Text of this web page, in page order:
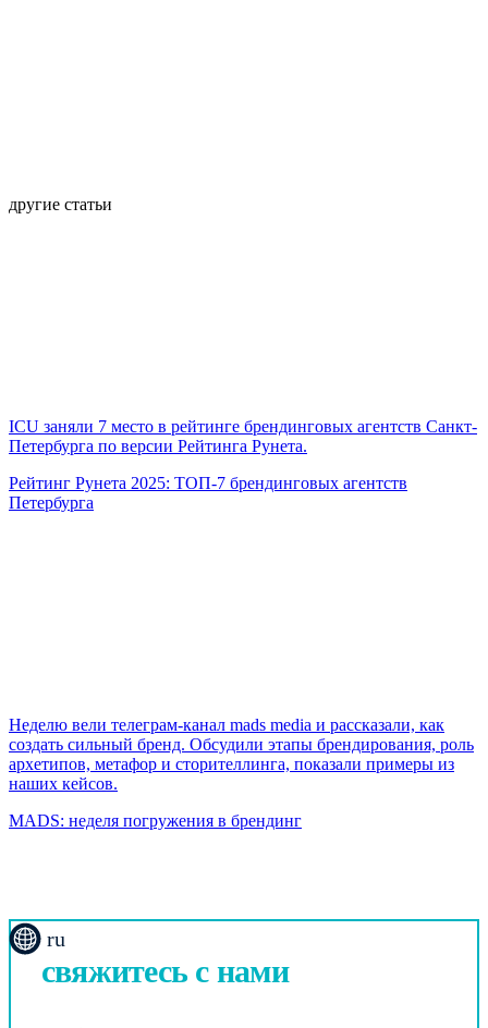
ru
другие статьи
ICU заняли 7 место в рейтинге брендинговых агентств Санкт-
Петербурга по версии Рейтинга Рунета.
Рейтинг Рунета 2025: ТОП-7 брендинговых агентств
Петербурга
Неделю вели телеграм-канал mads media и рассказали, как
создать сильный бренд. Обсудили этапы брендирования, роль
архетипов, метафор и сторителлинга, показали примеры из
наших кейсов.
MADS: неделя погружения в брендинг
свяжитесь с нами